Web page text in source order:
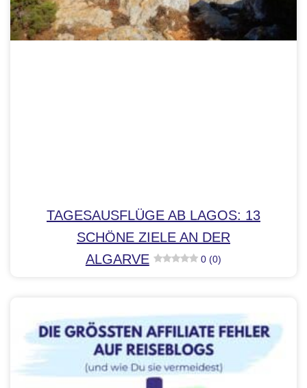
TAGESAUSFLÜGE AB LAGOS: 13
SCHÖNE ZIELE AN DER
ALGARVE
0 (0)